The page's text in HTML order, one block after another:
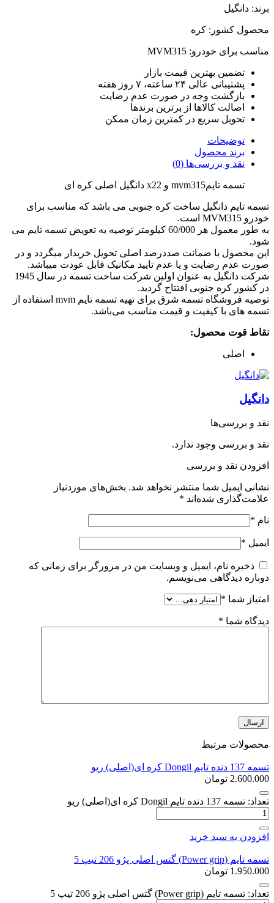
برند: دانگیل
محصول کشور: کره
مناسب برای خودرو: MVM315
تضمین بهترین قیمت بازار
پشتیبانی عالی ۲۴ ساعته، ۷ روز هفته
بازگشت وجه در صورت عدم رضایت
اصالت کالاها از برترین برندها
تحویل سریع در کمترین زمان ممکن
توضیحات
برند محصول
نقد و بررسی‌ها (0)
تسمه تایمmvm315 و x22 دانگیل اصلی کره ای
تسمه تایم دانگیل ساخت کره جنوبی می باشد که مناسب برای
خودرو MVM315 است.
به طور معمول هر 60/000 کیلومتر توصیه به تعویض تسمه تایم می
شود.
این محصول با ضمانت صددرصد اصلی تحویل خریدار میگردد و در
صورت عدم رضایت و یا عدم تایید مکانیک قابل عودت میباشد.
شرکت دانگیل به عنوان اولین شرکت ساخت تسمه در سال 1945
در کشور کره جنوبی افتتاح گردید.
توصیه فروشگاه تسمه شرق برای تهیه تسمه تایم mvm استفاده از
تسمه های با کیفیت و قیمت مناسب می‌باشد.
نقاط قوت محصول:
اصلی
دانگیل
نقد و بررسی‌ها
نقد و بررسی وجود ندارد.
افزودن نقد و بررسی
نشانی ایمیل شما منتشر نخواهد شد. بخش‌های موردنیاز
علامت‌گذاری شده‌اند *
نام *
ایمیل *
ذخیره نام، ایمیل و وبسایت من در مرورگر برای زمانی که
دوباره دیدگاهی می‌نویسم.
امتیاز شما *
دیدگاه شما *
محصولات مرتبط
تسمه 137 دنده تایم Dongil کره ای(اصلی) ریو
2.600.000 تومان
تعداد: تسمه 137 دنده تایم Dongil کره ای(اصلی) ریو
افزودن به سبد خرید
تسمه تایم (Power grip) گتس اصلی پژو 206 تیپ 5
1.950.000 تومان
تعداد: تسمه تایم (Power grip) گتس اصلی پژو 206 تیپ 5